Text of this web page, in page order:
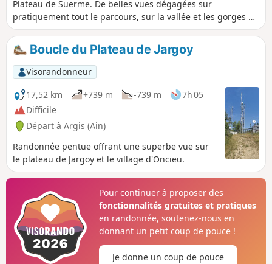
Plateau de Suerme. De belles vues dégagées sur
pratiquement tout le parcours, sur la vallée et les gorges de
l'Albarine côté Nord, Est et Sud, et, vers l'Ouest, sur la
plaine de l'Ain. MaJ : voir les avis des 02/06/2025 et
25/02/2026 et le descriptif entre (10) et (11)
Boucle du Plateau de Jargoy
Visorandonneur
17,52 km
+739 m -739 m
7h 05
Difficile
Départ à Argis (Ain)
Randonnée pentue offrant une superbe vue sur
le plateau de Jargoy et le village d'Oncieu.
Pour continuer à proposer des
fonctionnalités gratuites et pratiques
en randonnée, soutenez-nous en
donnant un petit coup de pouce !
Je donne un coup de pouce